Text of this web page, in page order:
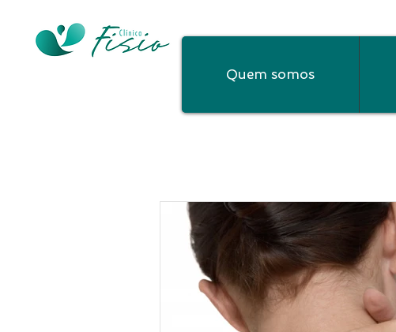
Quem somos